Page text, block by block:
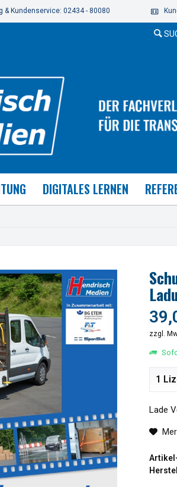
& Kundenservice: 02434 - 80080
DIGITALES LERNEN
zzgl.
Lade